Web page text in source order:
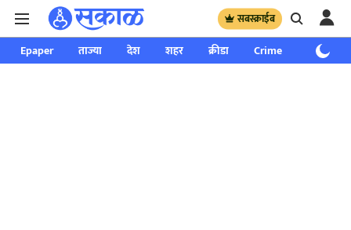
सबस्क्राईब
Epaper ताज्या देश शहर क्रीडा Crime साप्ताहिक